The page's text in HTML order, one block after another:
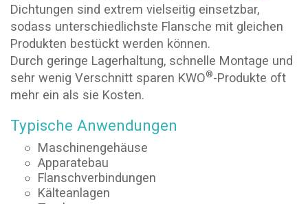
Dichtungen sind extrem vielseitig einsetzbar,
sodass unterschiedlichste Flansche mit gleichen
Produkten bestückt werden können.
Durch geringe Lagerhaltung, schnelle Montage und
sehr wenig Verschnitt sparen KWO®-Produkte oft
mehr ein als sie Kosten.
Typische Anwendungen
Maschinengehäuse
Apparatebau
Flanschverbindungen
Kälteanlagen